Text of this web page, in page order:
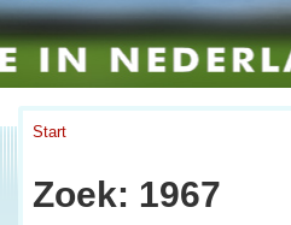
Start
Zoek: 1967